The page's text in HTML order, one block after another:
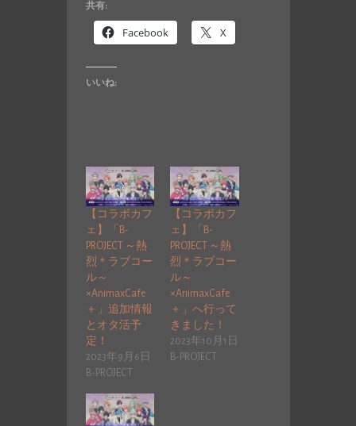
共有:
Facebook X
いいね:
【コラボカフ
ェ】「B-
PROJECT ～熱
烈＊ラブコー
ル～
×AnimaxCafe
＋」追加情報
とオタ活予
定！
2023年9月6日
B-PROJECT
【コラボカフ
ェ】「B-
PROJECT ～熱
烈＊ラブコー
ル～
×AnimaxCafe
＋」へ行って
きました！
2023年10月1日
B-PROJECT